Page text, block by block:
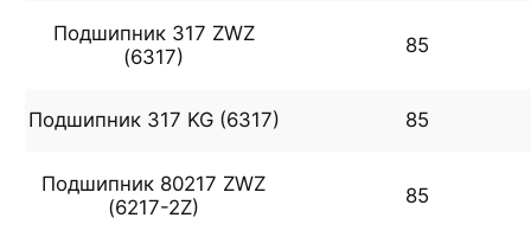
Подшипник 317 ZWZ
(6317)
85
Подшипник 317 KG (6317) 85
Подшипник 80217 ZWZ
(6217-2Z)
85